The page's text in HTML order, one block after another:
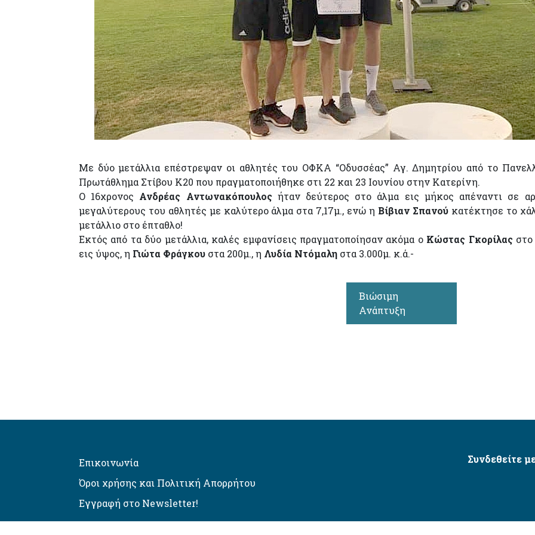
Με δύο μετάλλια επέστρεψαν οι αθλητές του ΟΦΚΑ “Οδυσσέας” Αγ. Δημητρίου από το
Πρωτάθλημα Στίβου Κ20 που πραγματοποιήθηκε στι 22 και 23 Ιουνίου στην Κατερίνη.
Ο 16χρονος Ανδρέας Αντωνακόπουλοςήταν δεύτερος στο άλμα εις μήκος απέναντι σε
μεγαλύτερους του αθλητές με καλύτερο άλμα στα 7,17μ., ενώ η Βίβιαν Σπανούκατέκτησε το
μετάλλιο στο έπταθλο!
Εκτός από τα δύο μετάλλια, καλές εμφανίσεις πραγματοποίησαν ακόμα ο Κώστας Γκορίλαςστο
εις ύψος, η Γιώτα Φράγκου στα 200μ., η Λυδία Ντόμαλη στα 3.000μ. κ.ά.-
Βιώσιμη
Ανάπτυξη
Επικοινωνία
Όροι χρήσης και Πολιτική Απορρήτου
Εγγραφή στο Newsletter!
Συνδεθείτε